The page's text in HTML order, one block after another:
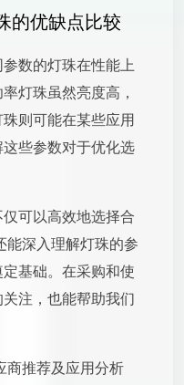
的优缺点比较
数的灯珠在性能上
灯珠虽然亮度高，
则可能在某些应用
些参数对于优化选
可以高效地选择合
能深入理解灯珠的参
基础。在采购和使
注，也能帮助我们
商推荐及应用分析